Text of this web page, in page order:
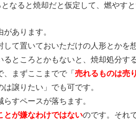
なると焼却だと仮定して、燃やす
があります。
して置いておいただけの人形とかを
るところとかもないと、焼却処分す
、まずここまでで「 売れるものは売
は譲りたい」でも可です。
らすペースが落ちます。
とが嫌なわけではないのです。それ